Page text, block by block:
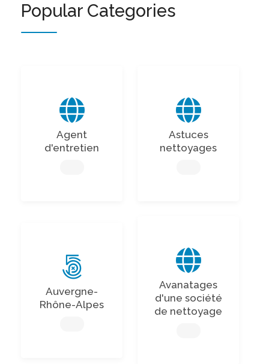
Popular Categories
Agent
d'entretien
Astuces
nettoyages
Auvergne-
Rhône-Alpes
Avanatages
d'une société
de nettoyage